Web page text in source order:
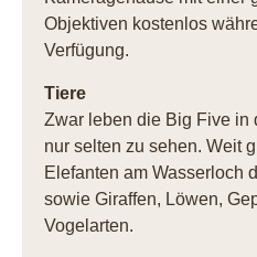
Objektiven kostenlos
Verfügung.
Tiere
Zwar leben die Big Five in
nur selten zu sehen. Weit
Elefanten am Wasserloch
sowie Giraffen, Löwen,
Vogelarten.